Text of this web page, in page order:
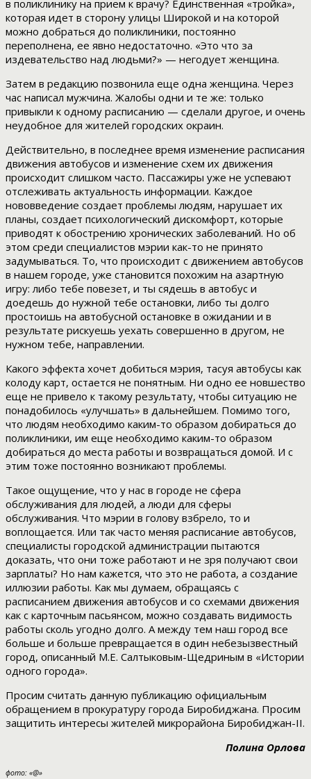
в поликлинику на прием к врачу? Единственная «тройка»,
которая идет в сторону улицы Широкой и на которой
можно добраться до поликлиники, постоянно
переполнена, ее явно недостаточно. «Это что за
издевательство над людьми?» — негодует женщина.
Затем в редакцию позвонила еще одна женщина. Через
час написал мужчина. Жалобы одни и те же: только
привыкли к одному расписанию — сделали другое, и очень
неудобное для жителей городских окраин.
Действительно, в последнее время изменение расписания
движения автобусов и изменение схем их движения
происходит слишком часто. Пассажиры уже не успевают
отслеживать актуальность информации. Каждое
нововведение создает проблемы людям, нарушает их
планы, создает психологический дискомфорт, которые
приводят к обострению хронических заболеваний. Но об
этом среди специалистов мэрии как-то не принято
задумываться. То, что происходит с движением автобусов
в нашем городе, уже становится похожим на азартную
игру: либо тебе повезет, и ты сядешь в автобус и
доедешь до нужной тебе остановки, либо ты долго
простоишь на автобусной остановке в ожидании и в
результате рискуешь уехать совершенно в другом, не
нужном тебе, направлении.
Какого эффекта хочет добиться мэрия, тасуя автобусы как
колоду карт, остается не понятным. Ни одно ее новшество
еще не привело к такому результату, чтобы ситуацию не
понадобилось «улучшать» в дальнейшем. Помимо того,
что людям необходимо каким-то образом добираться до
поликлиники, им еще необходимо каким-то образом
добираться до места работы и возвращаться домой. И с
этим тоже постоянно возникают проблемы.
Такое ощущение, что у нас в городе не сфера
обслуживания для людей, а люди для сферы
обслуживания. Что мэрии в голову взбрело, то и
воплощается. Или так часто меняя расписание автобусов,
специалисты городской администрации пытаются
доказать, что они тоже работают и не зря получают свои
зарплаты? Но нам кажется, что это не работа, а создание
иллюзии работы. Как мы думаем, обращаясь с
расписанием движения автобусов и со схемами движения
как с карточным пасьянсом, можно создавать видимость
работы сколь угодно долго. А между тем наш город все
больше и больше превращается в один небезызвестный
город, описанный М.Е. Салтыковым-Щедриным в «Истории
одного города».
Просим считать данную публикацию официальным
обращением в прокуратуру города Биробиджана. Просим
защитить интересы жителей микрорайона Биробиджан-II.
Полина Орлова
фото: «@»